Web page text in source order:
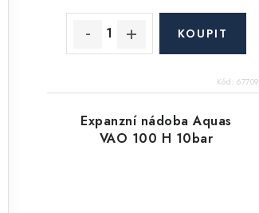
t
ů
Kód:67709
Expanzní nádoba Aquas
VAO 100 H 10bar